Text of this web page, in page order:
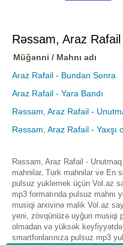
Rəssam, Araz
Müğənni / Mahnı adı
Araz Rafail - Bundan Sonra
Araz Rafail - Yara Bandı
Rəssam, Araz Rafail -
Rəssam, Araz Rafail - Yaxşı
Rəssam, Araz Rafail -
mahnilar, Turk mahnilar ve En
pulsuz yuklemek üçün Vol.az
mp3 formatında pulsuz mahnı
musiqi arxivinə malik Vol.az
yeni, zövqünüzə uyğun musiqi
olmadan və yüksək
smartfonlarınıza pulsuz mp3